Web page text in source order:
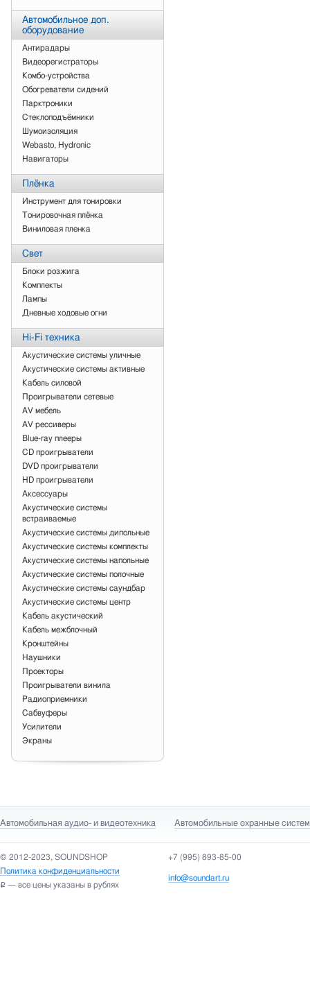
Автомобильное доп.
оборудование
Антирадары
Видеорегистраторы
Комбо-устройства
Обогреватели сидений
Парктроники
Стеклоподъёмники
Шумоизоляция
Webasto, Hydronic
Навигаторы
Плёнка
Инструмент для тонировки
Тонировочная плёнка
Виниловая пленка
Свет
Блоки розжига
Комплекты
Лампы
Дневные ходовые огни
Нi-Fi техника
Акустические системы уличные
Акустические системы активные
Кабель силовой
Проигрыватели сетевые
AV мебель
AV рессиверы
Blue-ray плееры
CD проигрыватели
DVD проигрыватели
HD проигрыватели
Аксессуары
Акустические системы
встраиваемые
Акустические системы дипольные
Акустические системы комплекты
Акустические системы напольные
Акустические системы полочные
Акустические системы саундбар
Акустические системы центр
Кабель акустический
Кабель межблочный
Кронштейны
Наушники
Проекторы
Проигрыватели винила
Радиоприемники
Сабвуферы
Усилители
Экраны
Автомобильная аудио- и видеотехника Автомобильные охранные
© 2012-2023, SOUNDSHOP
Политика конфиденциальности
Р — все цены указаны в рублях
+7 (995) 893-85-00
info@soundart.ru